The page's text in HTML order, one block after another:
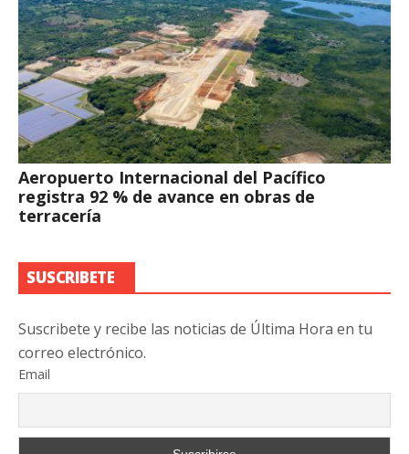
Aeropuerto Internacional del Pacífico
registra 92 % de avance en obras de
terracería
SUSCRIBETE
Suscribete y recibe las noticias de Última Hora en tu
correo electrónico.
Email